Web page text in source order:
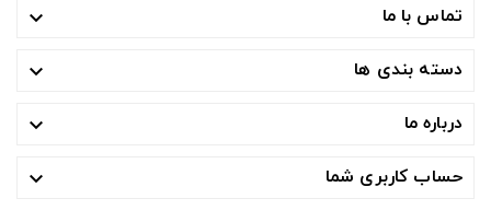
تماس با ما 
دسته بندی ها 
درباره ما 
حساب کاربری شما 